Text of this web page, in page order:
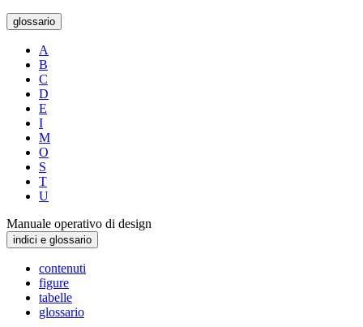
glossario
A
B
C
D
E
I
M
O
S
T
U
Manuale operativo di design
indici e glossario
contenuti
figure
tabelle
glossario